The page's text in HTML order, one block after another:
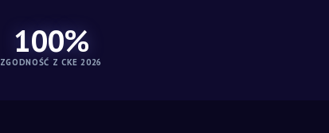
100%
ZGODNOŚĆ Z CKE 2026